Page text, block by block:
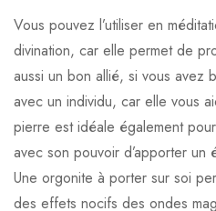
Vous pouvez l’utiliser en
divination, car elle permet de
aussi un bon allié, si vous avez
avec un individu, car elle vous
pierre est idéale également
avec son pouvoir d’apporter un
Une orgonite à porter sur soi
des effets nocifs des ondes